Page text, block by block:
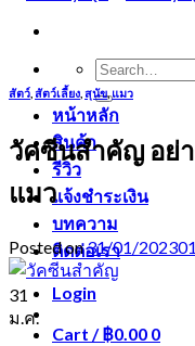
Search
for:
หน้าหลัก
สินค้า
รีวิว
แจ้งชำระเงิน
บทความ
ติดต่อเรา
Login
Cart /฿0.00 0
สัตว์ สัตว์เลี้ยง สุนัข,แมว
วัคซีนสำคัญ อย่
แมว
Posted on31/01/2023
31
ม.ค.